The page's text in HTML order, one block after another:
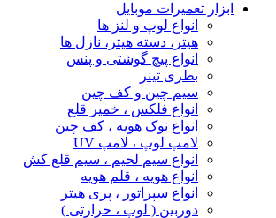
ابزار تعمیرات موبایل
انواع لوپ و لنز ها
هیتر، دسته هیتر، نازل ها
انواع پیچ‌ گوشتی و پنس
بطری تینر
سیم چین و کف چین
انواع فلکس ، خمیر قلع
انواع نوک هویه ، کف چین
لامپ لوپ ، لامپ UV
انواع سیم لحیم ، سیم قلع کش
انواع هویه ، قلم هویه
انواع سپراتور ، پری هیتر
دوربین ( لوپ ، حرارتی )